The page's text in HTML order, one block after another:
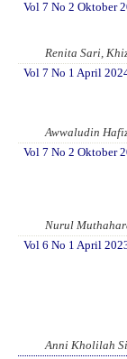
Vol 7 No 2 Oktober
Renita Sari,
Vol 7 No 1 April
Awwaludin
Vol 7 No 2 Oktober
Nurul
Vol 6 No 1 April
Anni Kholilah